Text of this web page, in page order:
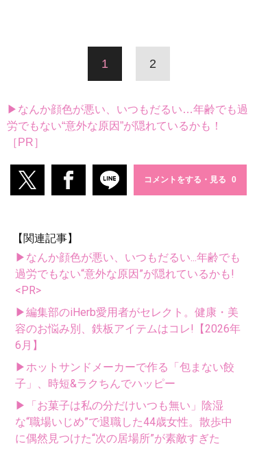
1 2
▶なんか顔色が悪い、いつもだるい…年齢でも過
労でもない“意外な原因”が隠れているかも！
［PR］
コメントをする・見る
【関連記事】
▶なんか顔色が悪い、いつもだるい...年齢でも
過労でもない“意外な原因”が隠れているかも!
<PR>
▶編集部のiHerb愛用者がセレクト。健康・美
容のお悩み別、鉄板アイテムはコレ!【2026年
6月】
▶ホットサンドメーカーで作る「包まない餃
子」、時短&ラクちんでハッピー
▶「お菓子は私の分だけいつも無い」陰湿
な“職場いじめ”で退職した44歳女性。散歩中
に偶然見つけた“次の居場所”が素敵すぎた